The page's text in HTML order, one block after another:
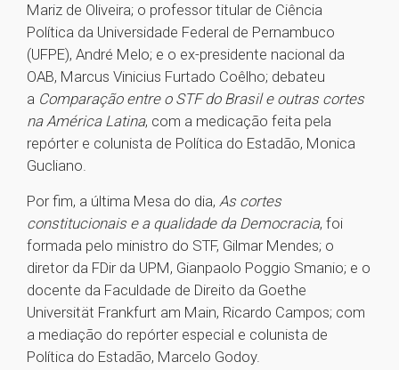
Mariz de Oliveira; o professor titular de Ciência
Política da Universidade Federal de Pernambuco
(UFPE), André Melo; e o ex-presidente nacional da
OAB, Marcus Vinicius Furtado Coêlho; debateu
a Comparação entre o STF do Brasil e outras cortes
na América Latina, com a medicação feita pela
repórter e colunista de Política do Estadão, Monica
Gucliano.
Por fim, a última Mesa do dia, As cortes
constitucionais e a qualidade da Democracia, foi
formada pelo ministro do STF, Gilmar Mendes; o
diretor da FDir da UPM, Gianpaolo Poggio Smanio; e o
docente da Faculdade de Direito da Goethe
Universität Frankfurt am Main, Ricardo Campos; com
a mediação do repórter especial e colunista de
Política do Estadão, Marcelo Godoy.